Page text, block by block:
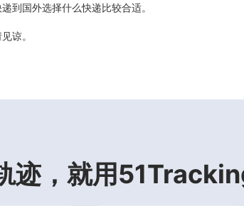
到国外选择什么快递比较合适。
谅。
迹，就用